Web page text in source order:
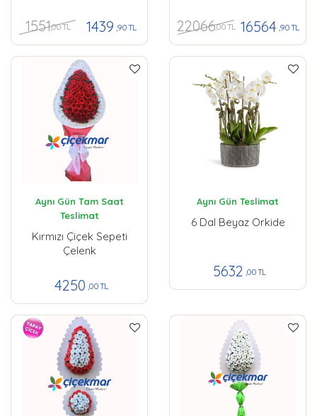
1551,00 TL 1439 ,90 TL 22066,00 TL 16564 ,90 TL
Aynı Gün Tam Saat
Teslimat
Kırmızı Çiçek Sepeti
Çelenk
4250 ,00 TL
Aynı Gün Teslimat
6 Dal Beyaz Orkide
5632 ,00 TL